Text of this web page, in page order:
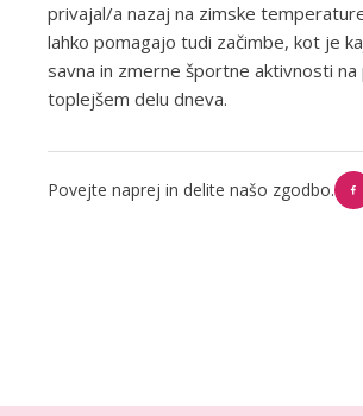
privajal/a nazaj na zimske
lahko pomagajo tudi začimbe, kot je
savna in zmerne športne aktivnosti
toplejšem delu dneva.
Povejte naprej in delite našo zgodbo.